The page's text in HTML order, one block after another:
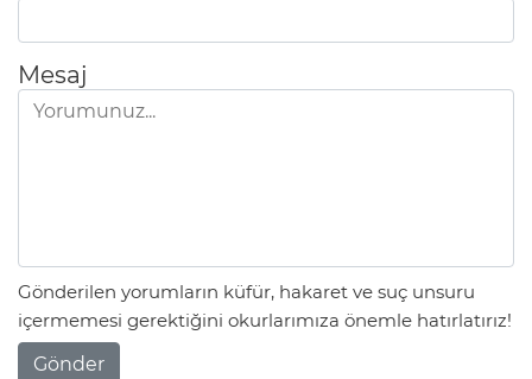
Mesaj
Gönderilen yorumların küfür, hakaret ve suç unsuru
içermemesi gerektiğini okurlarımıza önemle hatırlatırız!
Gönder